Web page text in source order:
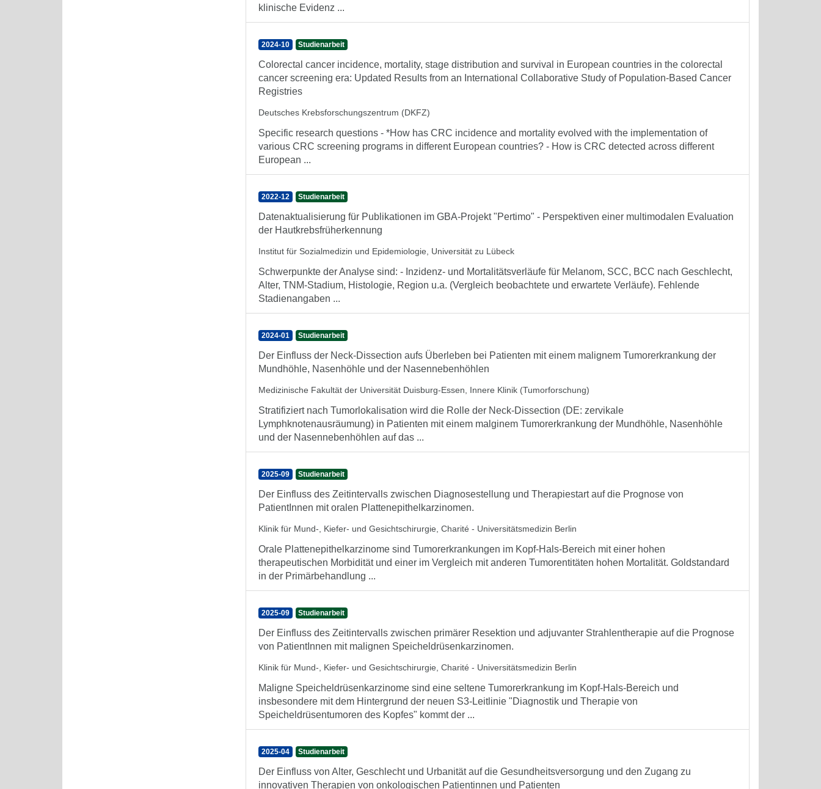
klinische Evidenz ...
2024-10 Studienarbeit
Colorectal cancer incidence, mortality, stage distribution and survival in European countries in the colorectal
cancer screening era: Updated Results from an International Collaborative Study of Population-Based Cancer
Registries
Deutsches Krebsforschungszentrum (DKFZ)
Specific research questions - *How has CRC incidence and mortality evolved with the implementation of
various CRC screening programs in different European countries? - How is CRC detected across different
European ...
2022-12 Studienarbeit
Datenaktualisierung für Publikationen im GBA-Projekt "Pertimo" - Perspektiven einer multimodalen Evaluation
der Hautkrebsfrüherkennung
Institut für Sozialmedizin und Epidemiologie, Universität zu Lübeck
Schwerpunkte der Analyse sind: - Inzidenz- und Mortalitätsverläufe für Melanom, SCC, BCC nach Geschlecht,
Alter, TNM-Stadium, Histologie, Region u.a. (Vergleich beobachtete und erwartete Verläufe). Fehlende
Stadienangaben ...
2024-01 Studienarbeit
Der Einfluss der Neck-Dissection aufs Überleben bei Patienten mit einem malignem Tumorerkrankung der
Mundhöhle, Nasenhöhle und der Nasennebenhöhlen
Medizinische Fakultät der Universität Duisburg-Essen, Innere Klinik (Tumorforschung)
Stratifiziert nach Tumorlokalisation wird die Rolle der Neck-Dissection (DE: zervikale
Lymphknotenausräumung) in Patienten mit einem malginem Tumorerkrankung der Mundhöhle, Nasenhöhle
und der Nasennebenhöhlen auf das ...
2025-09 Studienarbeit
Der Einfluss des Zeitintervalls zwischen Diagnosestellung und Therapiestart auf die Prognose von
PatientInnen mit oralen Plattenepithelkarzinomen.
Klinik für Mund-, Kiefer- und Gesichtschirurgie, Charité - Universitätsmedizin Berlin
Orale Plattenepithelkarzinome sind Tumorerkrankungen im Kopf-Hals-Bereich mit einer hohen
therapeutischen Morbidität und einer im Vergleich mit anderen Tumorentitäten hohen Mortalität. Goldstandard
in der Primärbehandlung ...
2025-09 Studienarbeit
Der Einfluss des Zeitintervalls zwischen primärer Resektion und adjuvanter Strahlentherapie auf die Prognose
von PatientInnen mit malignen Speicheldrüsenkarzinomen.
Klinik für Mund-, Kiefer- und Gesichtschirurgie, Charité - Universitätsmedizin Berlin
Maligne Speicheldrüsenkarzinome sind eine seltene Tumorerkrankung im Kopf-Hals-Bereich und
insbesondere mit dem Hintergrund der neuen S3-Leitlinie "Diagnostik und Therapie von
Speicheldrüsentumoren des Kopfes" kommt der ...
2025-04 Studienarbeit
Der Einfluss von Alter, Geschlecht und Urbanität auf die Gesundheitsversorgung und den Zugang zu
innovativen Therapien von onkologischen Patientinnen und Patienten